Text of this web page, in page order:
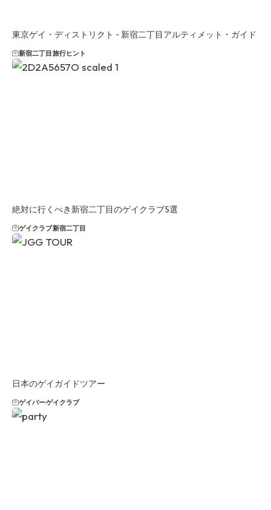
東京ゲイ・ディストリクト - 新宿二丁目アルティメット・ガイド
新宿二丁目旅行ヒント
絶対に行くべき新宿二丁目のゲイクラブ5選
ゲイクラブ新宿二丁目
日本のゲイガイドツアー
ゲイバーゲイクラブ